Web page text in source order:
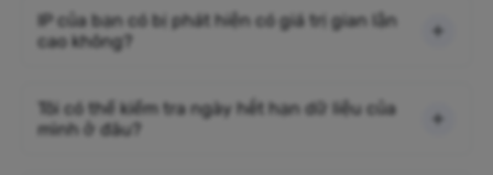
IP của bạn có bị phát hiện có giá trị gian lận
cao không?
Tôi có thể kiểm tra ngày hết hạn dữ liệu của
mình ở đâu?